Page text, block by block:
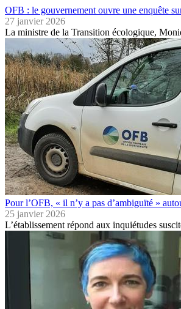
OFB : le gouvernement ouvre une enquête
27 janvier 2026
La ministre de la Transition écologique,
Pour l’OFB, « il n’y a pas d’ambiguïté »
25 janvier 2026
L’établissement répond aux inquiétudes